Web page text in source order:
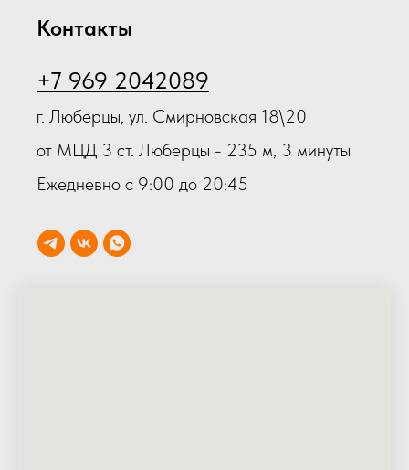
Контакты
+7 969 2042089
г. Люберцы, ул. Смирновская 18\20
от МЦД 3 ст. Люберцы - 235 м, 3 минуты
Ежедневно с 9:00 до 20:45